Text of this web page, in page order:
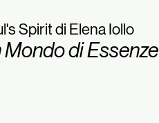
Spirit di Elena Iollo
Mondo di Essenze